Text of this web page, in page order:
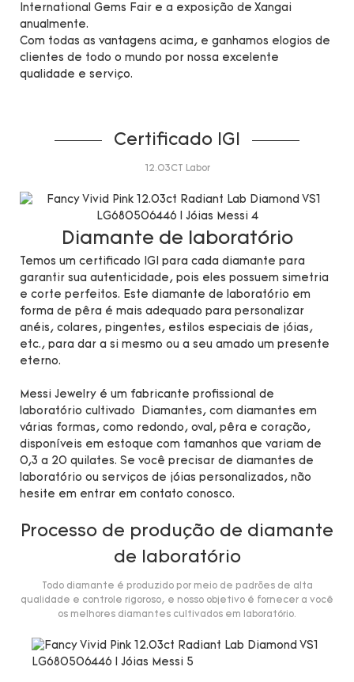
International Gems Fair e a exposição de Xangai
anualmente.
Com todas as vantagens acima, e ganhamos elogios de
clientes de todo o mundo por nossa excelente
qualidade e serviço.
Certificado IGI
12.03CT Labor
Diamante de laboratório
Temos um certificado IGI para cada diamante para
garantir sua autenticidade, pois eles possuem simetria
e corte perfeitos. Este diamante de laboratório em
forma de pêra é mais adequado para personalizar
anéis, colares, pingentes, estilos especiais de jóias,
etc., para dar a si mesmo ou a seu amado um presente
eterno.
Messi Jewelry é um fabricante profissional de
laboratório cultivado Diamantes, com diamantes em
várias formas, como redondo, oval, pêra e coração,
disponíveis em estoque com tamanhos que variam de
0,3 a 20 quilates. Se você precisar de diamantes de
laboratório ou serviços de jóias personalizados, não
hesite em entrar em contato conosco.
Processo de produção de diamante
de laboratório
Todo diamante é produzido por meio de padrões de alta
qualidade e controle rigoroso, e nosso objetivo é fornecer a você
os melhores diamantes cultivados em laboratório.